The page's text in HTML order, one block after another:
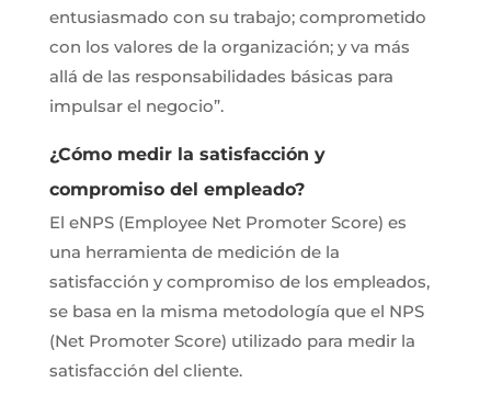
entusiasmado con su trabajo; comprometido
con los valores de la organización; y va más
allá de las responsabilidades básicas para
impulsar el negocio”.
¿Cómo medir la satisfacción y
compromiso del empleado?
El eNPS (Employee Net Promoter Score) es
una herramienta de medición de la
satisfacción y compromiso de los empleados,
se basa en la misma metodología que el NPS
(Net Promoter Score) utilizado para medir la
satisfacción del cliente.